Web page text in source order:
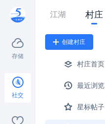
存储
社交
江湖 村庄
创建村庄
村庄首页
最近浏览
星标帖子